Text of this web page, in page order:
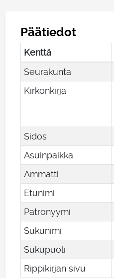
Päätiedot
Kenttä
Seurakunta
Kirkonkirja
Sidos
Asuinpaikka
Ammatti
Etunimi
Patronyymi
Sukunimi
Sukupuoli
Rippikirjan sivu